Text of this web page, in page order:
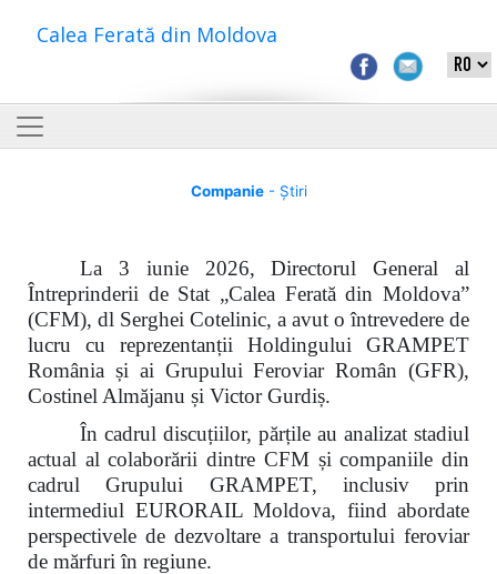
Calea Ferată din Moldova
Companie- Știri
La 3 iunie 2026, Directorul General al
Întreprinderii de Stat „Calea Ferată din Moldova”
(CFM), dl Serghei Cotelinic, a avut o întrevedere de
lucru cu reprezentanții Holdingului GRAMPET
România și ai Grupului Feroviar Român (GFR),
Costinel Almăjanu și Victor Gurdiș.
În cadrul discuțiilor, părțile au analizat stadiul
actual al colaborării dintre CFM și companiile din
cadrul Grupului GRAMPET, inclusiv prin
intermediul EURORAIL Moldova, fiind abordate
perspectivele de dezvoltare a transportului feroviar
de mărfuri în regiune.